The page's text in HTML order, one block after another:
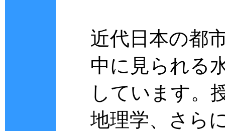
近代日本の都
中に見られる
しています。
地理学、さら